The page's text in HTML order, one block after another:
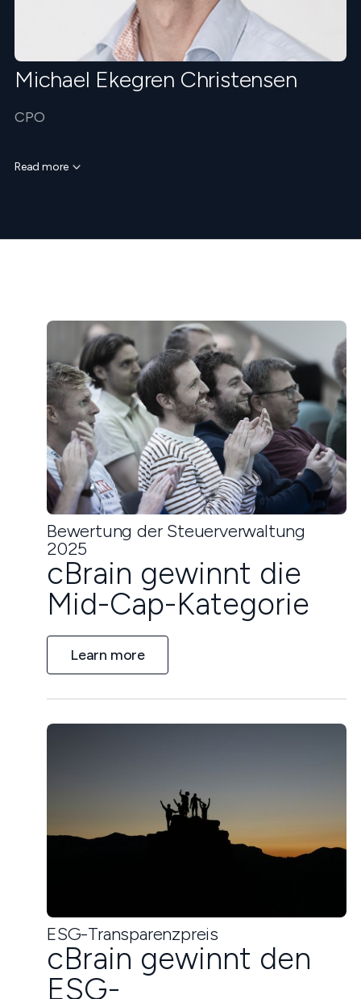
Michael Ekegren Christensen
CPO
Read more
Bewertung der Steuerverwaltung
2025
cBrain gewinnt die
Mid-Cap-Kategorie
Learn more
ESG-Transparenzpreis
cBrain gewinnt den
ESG-